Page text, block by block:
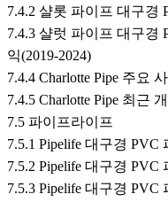
7.4.2 샬롯 파이프 대구경
7.4.3 샬럿 파이프 대구경
익(2019-2024)
7.4.4 Charlotte Pipe 주요
7.4.5 Charlotte Pipe 최근
7.5 파이프라이프
7.5.1 Pipelife 대구경 PVC
7.5.2 Pipelife 대구경
7.5.3 Pipelife 대구경